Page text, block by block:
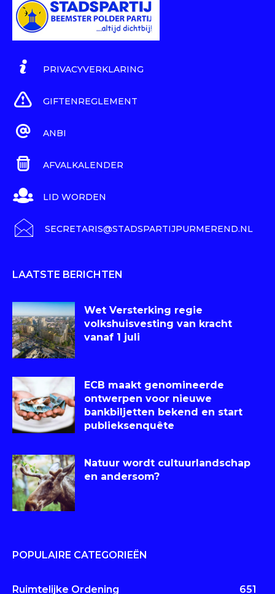
PRIVACYVERKLARING
GIFTENREGLEMENT
ANBI
AFVALKALENDER
LID WORDEN
SECRETARIS@STADSPARTIJPURMEREND.NL
LAATSTE BERICHTEN
Wet Versterking regie
volkshuisvesting van kracht
vanaf 1 juli
ECB maakt genomineerde
ontwerpen voor nieuwe
bankbiljetten bekend en start
publieksenquête
Natuur wordt cultuurlandschap
en andersom?
POPULAIRE CATEGORIEËN
Ruimtelijke Ordening 651